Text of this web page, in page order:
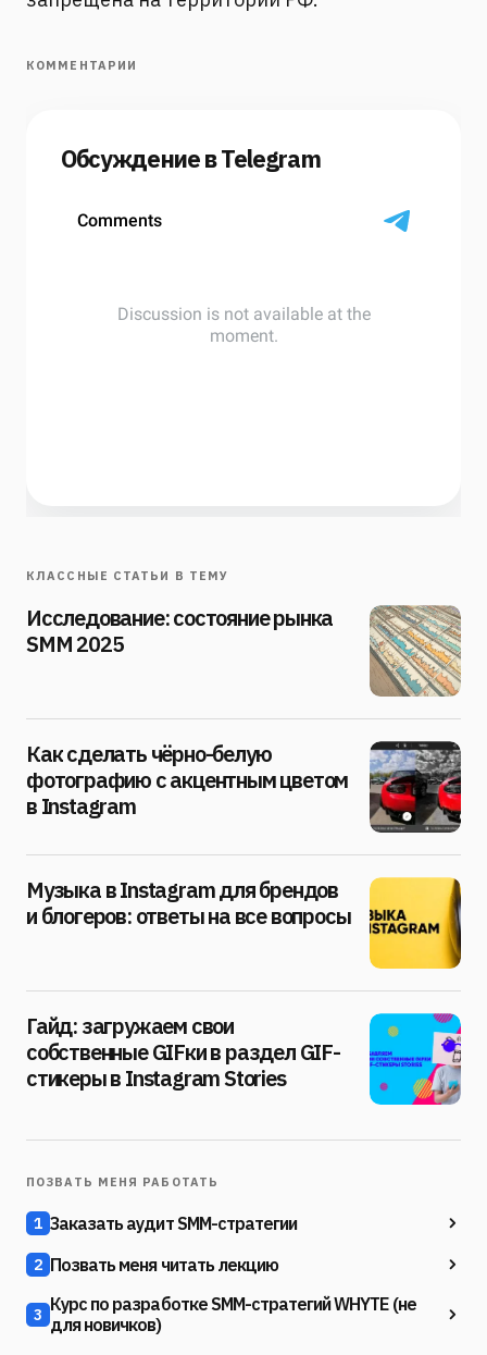
КОММЕНТАРИИ
Обсуждение в Telegram
КЛАССНЫЕ СТАТЬИ В ТЕМУ
Исследование: состояние рынка
SMM 2025
Как сделать чёрно-белую
фотографию с акцентным цветом
в Instagram
Музыка в Instagram для брендов
и блогеров: ответы на все вопросы
Гайд: загружаем свои
собственные GIFки в раздел GIF-
стикеры в Instagram Stories
ПОЗВАТЬ МЕНЯ РАБОТАТЬ
1 Заказать аудит SMM-стратегии
2 Позвать меня читать лекцию
3 Курс по разработке SMM-стратегий WHYTE (не
для новичков)